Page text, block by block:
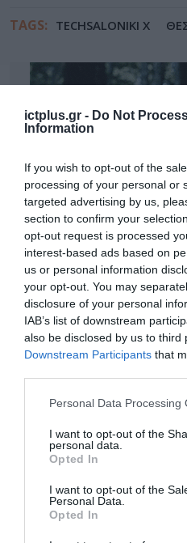
ictplus.gr - Do Not
Information
If you wish to opt-out of the
processing of your personal or
targeted advertising by us,
section to confirm your
opt-out request is processed
interest-based ads based on
us or personal information
your opt-out. You may
disclosure of your personal
IAB’s list of downstream
also be disclosed by us to third
Downstream Participants that
Please note that this website/
not limited to your visit or
grant or deny consent to
use your data for below
consent section.
Personal Data Processing
I want to opt-out of the
personal data.
Opted In
I want to opt-out of the
Personal Data.
Opted In
TAGS: TECHSALONIKI X